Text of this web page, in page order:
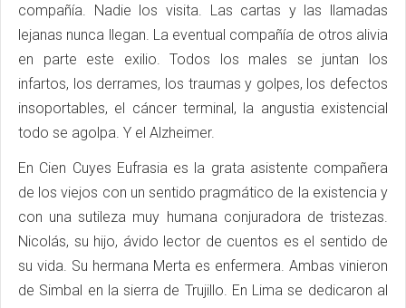
compañía. Nadie los visita. Las cartas y las llamadas
lejanas nunca llegan. La eventual compañía de otros alivia
en parte este exilio. Todos los males se juntan los
infartos, los derrames, los traumas y golpes, los defectos
insoportables, el cáncer terminal, la angustia existencial
todo se agolpa. Y el Alzheimer.
En Cien Cuyes Eufrasia es la grata asistente compañera
de los viejos con un sentido pragmático de la existencia y
con una sutileza muy humana conjuradora de tristezas.
Nicolás, su hijo, ávido lector de cuentos es el sentido de
su vida. Su hermana Merta es enfermera. Ambas vinieron
de Simbal en la sierra de Trujillo. En Lima se dedicaron al